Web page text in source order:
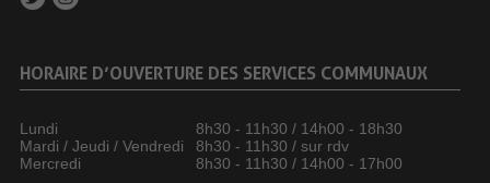
HORAIRE D’OUVERTURE DES SERVICES COMMUNAUX
Lundi
8h30 - 11h30 / 14h00 - 18h30
Mardi / Jeudi / Vendredi
8h30 - 11h30 / sur rdv
Mercredi
8h30 - 11h30 / 14h00 - 17h00